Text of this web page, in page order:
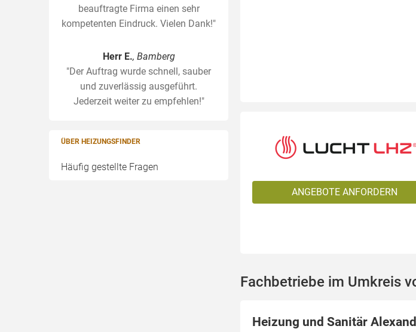
beauftragte Firma einen sehr
kompetenten Eindruck. Vielen Dank!"
Herr E., Bamberg
"Der Auftrag wurde schnell, sauber
und zuverlässig ausgeführt.
Jederzeit weiter zu empfehlen!"
ÜBER HEIZUNGSFINDER
Häufig gestellte Fragen
ANGEBOTE ANFORDERN
Fachbetriebe im Umkreis
Heizung und Sanitär